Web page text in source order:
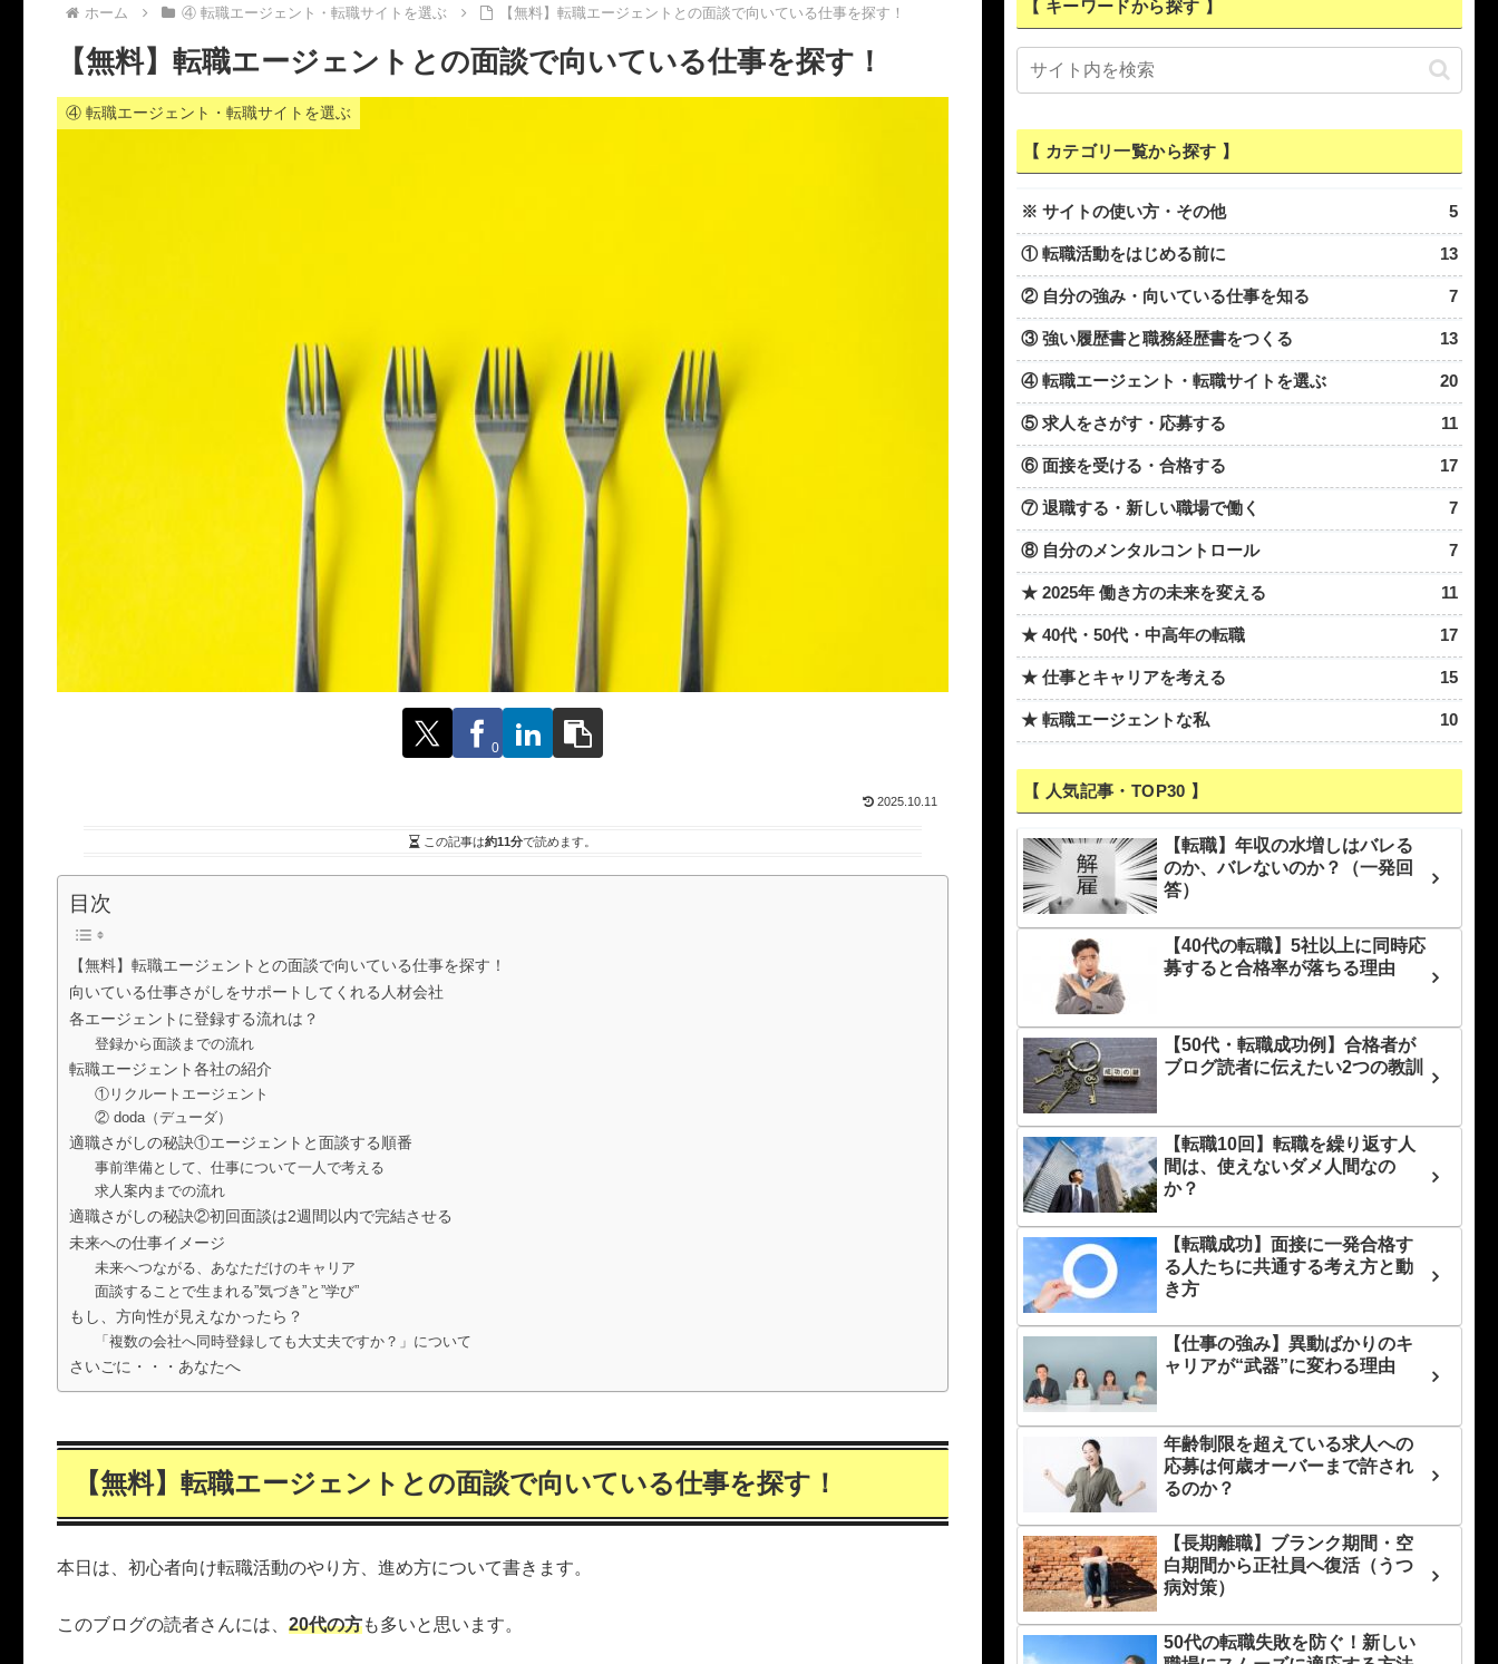
ホーム ④ 転職エージェント・転職サイトを選ぶ 【無料】転職エージェントとの面談で向いている仕事を探す！
【無料】転職エージェントとの面談で向いている仕事を探す！
④ 転職エージェント・転職サイトを選ぶ
0
2025.10.11
この記事は約11分で読めます。
目次
【無料】転職エージェントとの面談で向いている仕事を探す！
向いている仕事さがしをサポートしてくれる人材会社
各エージェントに登録する流れは？
登録から面談までの流れ
転職エージェント各社の紹介
①リクルートエージェント
② doda（デューダ）
適職さがしの秘訣①エージェントと面談する順番
事前準備として、仕事について一人で考える
求人案内までの流れ
適職さがしの秘訣②初回面談は2週間以内で完結させる
未来への仕事イメージ
未来へつながる、あなただけのキャリア
面談することで生まれる”気づき”と”学び”
もし、方向性が見えなかったら？
「複数の会社へ同時登録しても大丈夫ですか？」について
さいごに・・・あなたへ
【無料】転職エージェントとの面談で向いている仕事を探す！
本日は、初心者向け転職活動のやり方、進め方について書きます。
このブログの読者さんには、 20代の方も多いと思います。
【 キーワードから探す 】
【 カテゴリ一覧から探す 】
※ サイトの使い方・その他 5
① 転職活動をはじめる前に 13
② 自分の強み・向いている仕事を知る 7
③ 強い履歴書と職務経歴書をつくる 13
④ 転職エージェント・転職サイトを選ぶ 20
⑤ 求人をさがす・応募する 11
⑥ 面接を受ける・合格する 17
⑦ 退職する・新しい職場で働く 7
⑧ 自分のメンタルコントロール 7
★ 2025年 働き方の未来を変える 11
★ 40代・50代・中高年の転職 17
★ 仕事とキャリアを考える 15
★ 転職エージェントな私 10
【 人気記事・TOP30 】
【転職】年収の水増しはバレる
のか、バレないのか？（一発回
答）
【40代の転職】5社以上に同時応
募すると合格率が落ちる理由
【50代・転職成功例】合格者が
ブログ読者に伝えたい2つの教訓
【転職10回】転職を繰り返す人
間は、使えないダメ人間なの
か？
【転職成功】面接に一発合格す
る人たちに共通する考え方と動
き方
【仕事の強み】異動ばかりのキ
ャリアが“武器”に変わる理由
年齢制限を超えている求人への
応募は何歳オーバーまで許され
るのか？
【長期離職】ブランク期間・空
白期間から正社員へ復活（うつ
病対策）
50代の転職失敗を防ぐ！新しい